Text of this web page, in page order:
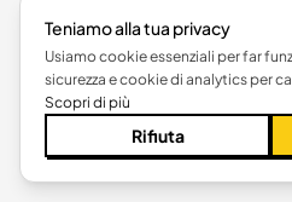
Teniamo alla tua privacy
Usiamo cookie essenziali per far
sicurezza e cookie di analytics per
Scopri di più
Rifiuta